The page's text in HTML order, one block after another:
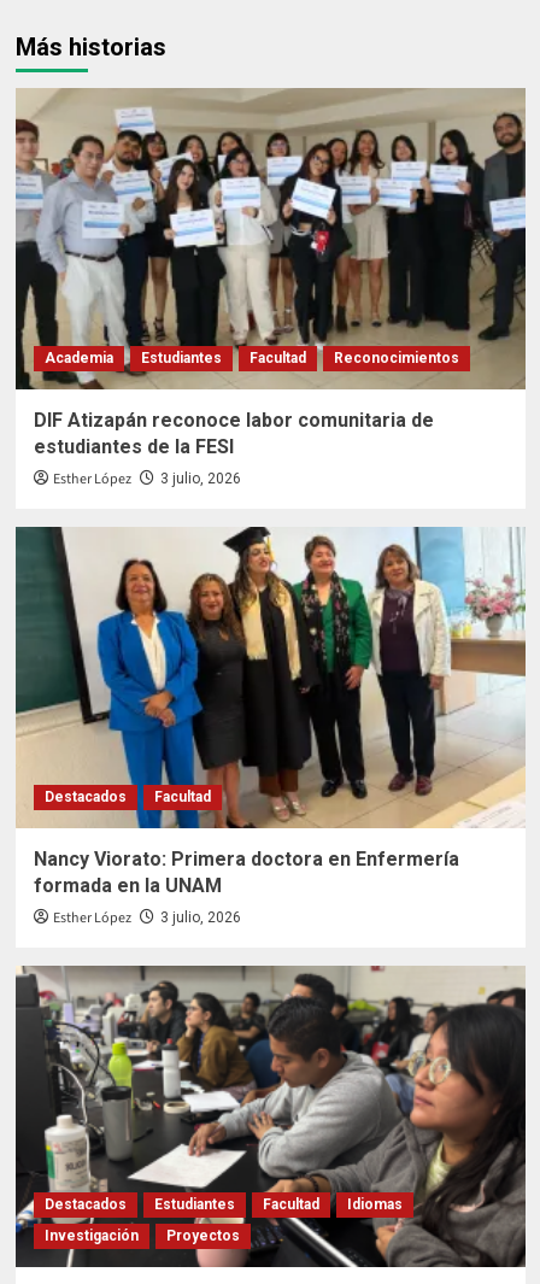
Más historias
Academia Estudiantes Facultad Reconocimientos
DIF Atizapán reconoce labor comunitaria de
estudiantes de la FESI
Esther López 3 julio, 2026
Destacados Facultad
Nancy Viorato: Primera doctora en Enfermería
formada en la UNAM
Esther López 3 julio, 2026
Destacados Estudiantes Facultad
Idiomas
Investigación
Proyectos